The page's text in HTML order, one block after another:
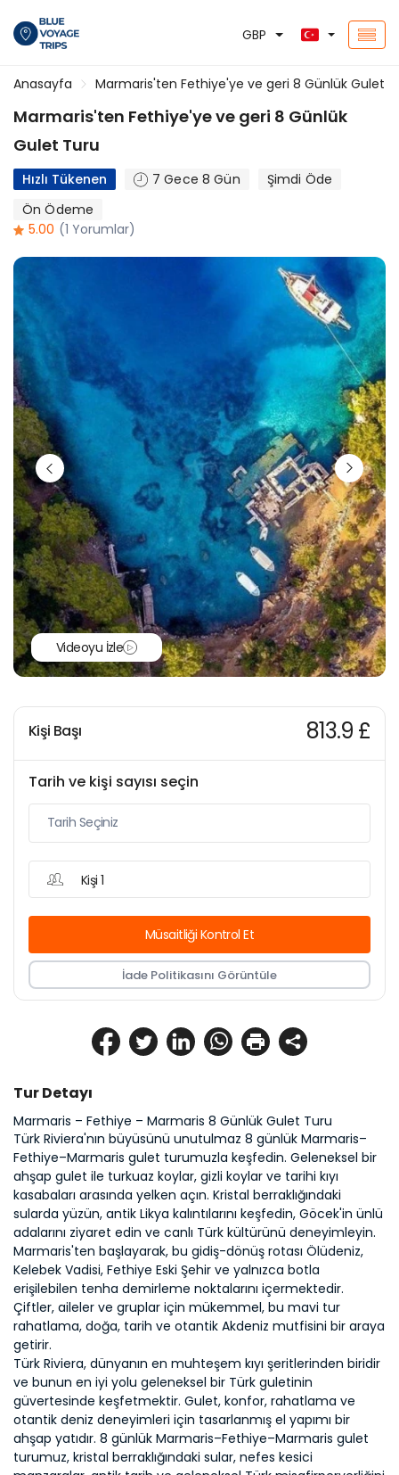
GBP
Anasayfa Marmaris'ten Fethiye'ye ve geri 8 Günlük Gulet
Marmaris'ten Fethiye'ye ve geri 8 Günlük
Gulet Turu
Hızlı Tükenen 7 Gece 8 Gün
Şimdi Öde
Ön Ödeme
5.00 (1 Yorumlar)
Tur Detayı
Marmaris – Fethiye – Marmaris 8 Günlük Gulet Turu
Türk Riviera'nın büyüsünü unutulmaz 8 günlük Marmaris–
Fethiye–Marmaris gulet turumuzla keşfedin. Geleneksel bir
ahşap gulet ile turkuaz koylar, gizli koylar ve tarihi kıyı
kasabaları arasında yelken açın. Kristal berraklığındaki
sularda yüzün, antik Likya kalıntılarını keşfedin, Göcek'in ünlü
adalarını ziyaret edin ve canlı Türk kültürünü deneyimleyin.
Marmaris'ten başlayarak, bu gidiş-dönüş rotası Ölüdeniz,
Kelebek Vadisi, Fethiye Eski Şehir ve yalnızca botla
erişilebilen tenha demirleme noktalarını içermektedir.
Çiftler, aileler ve gruplar için mükemmel, bu mavi tur
rahatlama, doğa, tarih ve otantik Akdeniz mutfisini bir araya
getirir.
Türk Riviera, dünyanın en muhteşem kıyı şeritlerinden biridir
ve bunun en iyi yolu geleneksel bir Türk guletinin
güvertesinde keşfetmektir. Gulet, konfor, rahatlama ve
otantik deniz deneyimleri için tasarlanmış el yapımı bir
ahşap yatıdır. 8 günlük Marmaris–Fethiye–Marmaris gulet
turumuz, kristal berraklığındaki sular, nefes kesici
Videoyu İzle
Kişi Başı 813.9 £
Tarih ve kişi sayısı seçin
Kişi 1
Müsaitliği Kontrol Et
İade Politikasını Görüntüle